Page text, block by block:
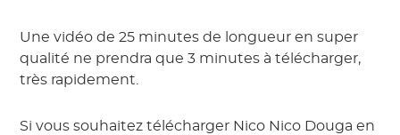
Une vidéo de 25 minutes de longueur en super
qualité ne prendra que 3 minutes à télécharger,
très rapidement.
Si vous souhaitez télécharger Nico Nico Douga en